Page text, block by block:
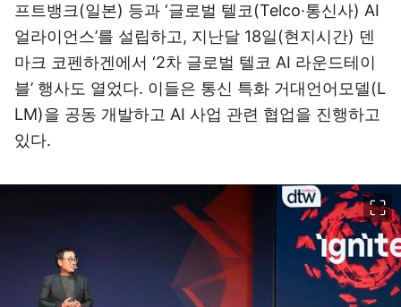
프트뱅크(일본) 등과 ‘글로벌 텔코(Telco·통신사) AI
얼라이언스’를 설립하고, 지난달 18일(현지시간) 덴
마크 코펜하겐에서 ‘2차 글로벌 텔코 AI 라운드테이
블’ 행사도 열었다. 이들은 통신 특화 거대언어모델(L
LM)을 공동 개발하고 AI 사업 관련 협업을 진행하고
있다.